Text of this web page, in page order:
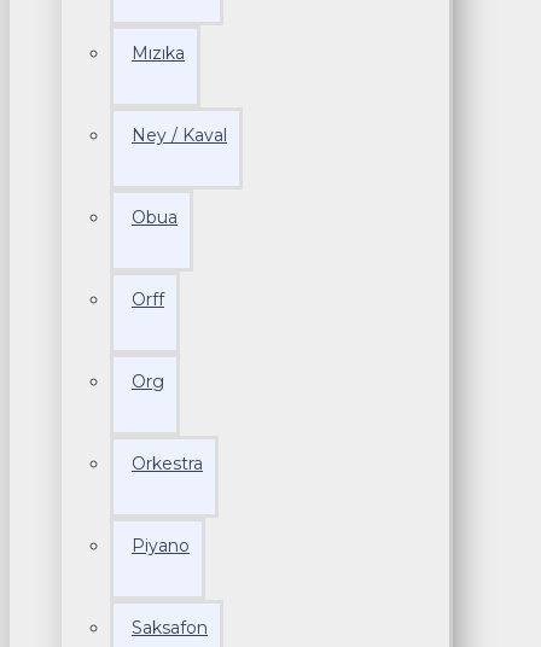
Mızıka
Ney / Kaval
Obua
Orff
Org
Orkestra
Piyano
Saksafon